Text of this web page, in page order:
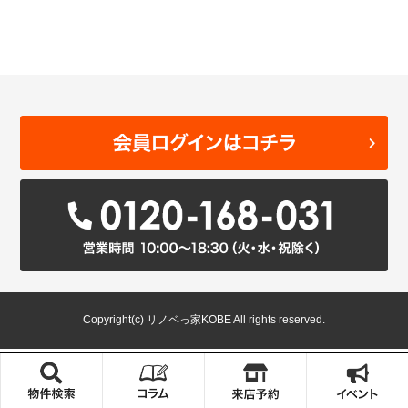
Copyright(c) リノベっ家KOBE All rights reserved.